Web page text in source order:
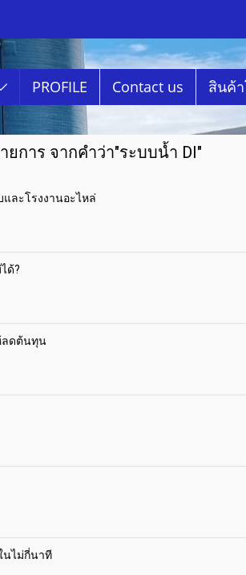
PROFILE Contact us สินค้
ยการ จากคำว่า"ระบบน้ำ DI"
ละโรงงานอะไหล่
ด้?
ลดต้นทุน
นไม่กี่นาที